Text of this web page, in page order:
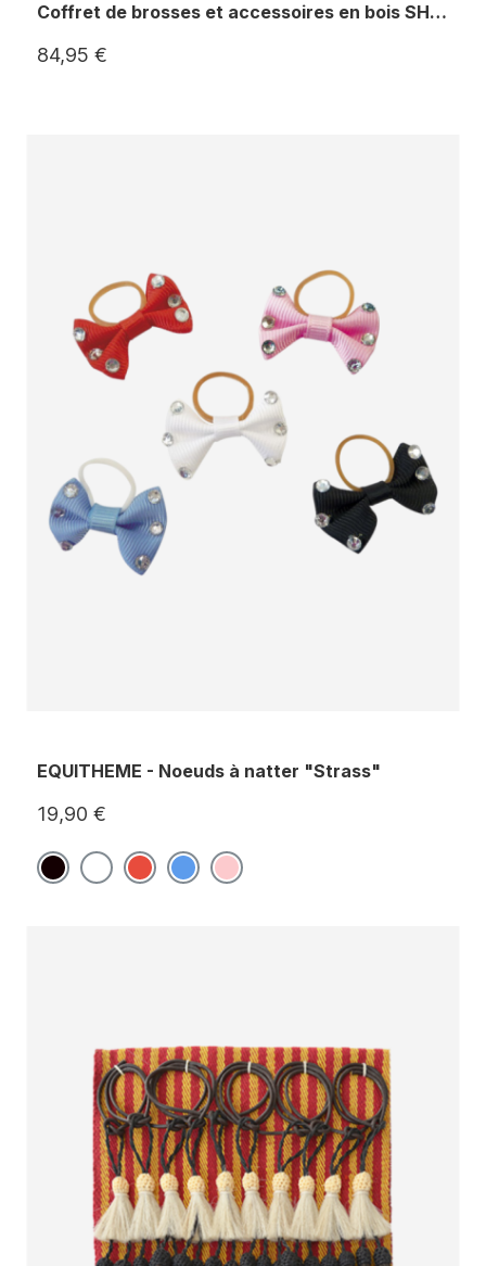
Coffret de brosses et accessoires en bois SHOWTIME
84,95 €
EQUITHEME - Noeuds à natter "Strass"
19,90 €